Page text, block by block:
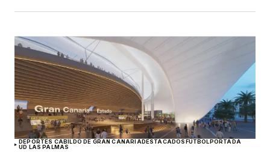
DEPORTES CABILDO DE GRAN CANARIADESTACADOS FÚTBOL PORTADA
UD LAS PALMAS